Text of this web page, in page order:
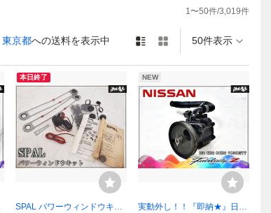
1〜50件/3,019件
東京都への送料を表示中 50件表示
本日終了
SPAL パワーウィンドウキッ
NEW
実動外し！！『即納★』日産